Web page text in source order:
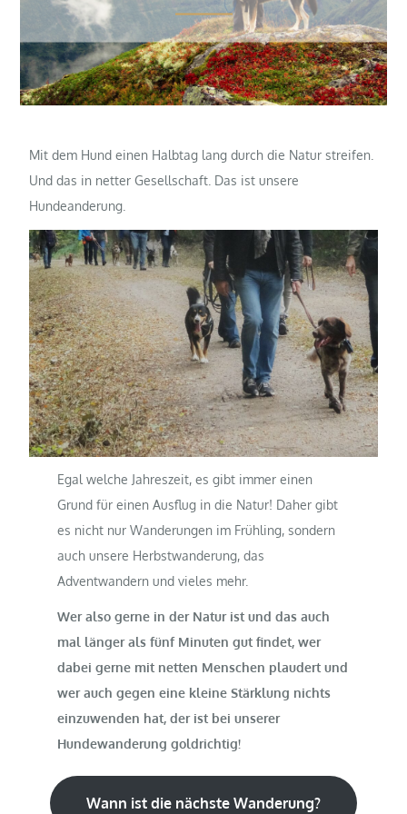
Mit dem Hund einen Halbtag lang durch die Natur streifen.
Und das in netter Gesellschaft. Das ist unsere
Hundeanderung.
Egal welche Jahreszeit, es gibt immer einen
Grund für einen Ausflug in die Natur! Daher gibt
es nicht nur Wanderungen im Frühling, sondern
auch unsere Herbstwanderung, das
Adventwandern und vieles mehr.
Wer also gerne in der Natur ist und das auch
mal länger als fünf Minuten gut findet, wer
dabei gerne mit netten Menschen plaudert und
wer auch gegen eine kleine Stärklung nichts
einzuwenden hat, der ist bei unserer
Hundewanderung goldrichtig!
Wann ist die nächste Wanderung?